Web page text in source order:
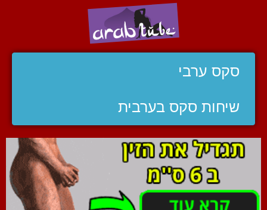
סקס ערבי
שיחות סקס בערבית